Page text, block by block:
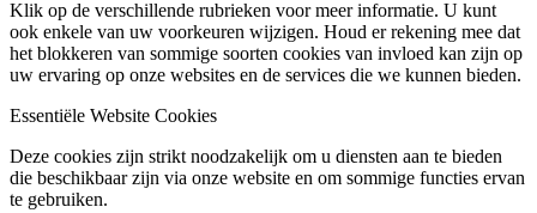
Klik op de verschillende rubrieken voor meer informatie. U kunt
ook enkele van uw voorkeuren wijzigen. Houd er rekening mee dat
het blokkeren van sommige soorten cookies van invloed kan zijn op
uw ervaring op onze websites en de services die we kunnen bieden.
Essentiële Website Cookies
Deze cookies zijn strikt noodzakelijk om u diensten aan te bieden
die beschikbaar zijn via onze website en om sommige functies ervan
te gebruiken.